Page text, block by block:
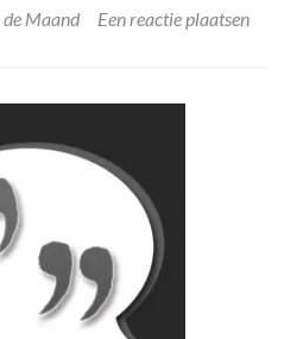
Maand Een reactie plaatsen